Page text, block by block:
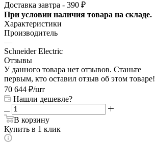
Доставка завтра - 390 ₽
При условии наличия товара на складе.
Характеристики
Производитель
—
Schneider Electric
Отзывы
У данного товара нет отзывов. Станьте
первым, кто оставил отзыв об этом товаре!
70 644 ₽/шт
Нашли дешевле?
В корзину
Купить в 1 клик